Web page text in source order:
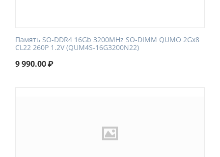
Память SO-DDR4 16Gb 3200MHz SO-DIMM QUMO 2Gx8
CL22 260P 1.2V (QUM4S-16G3200N22)
9 990.00₽